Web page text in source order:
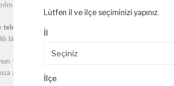
mümkün olmayan bir uluslararası bir şifreleme
telefon bilgilerinin
belirtildiği İnternet alışveriş siteleri
bilgi edinebilirsiniz.
yer almasına dikkat edilmesini tavsiye ediyoruz.
ait tüm online alışveriş sitelerimizde firmamıza dair
Lütfen il ve ilçe seçiminizi yapınız.
İl
İlçe